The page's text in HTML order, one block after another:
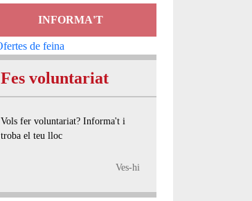
INFORMA'T
Fes voluntariat
Vols fer voluntariat? Informa't i
troba el teu lloc
Ves-hi